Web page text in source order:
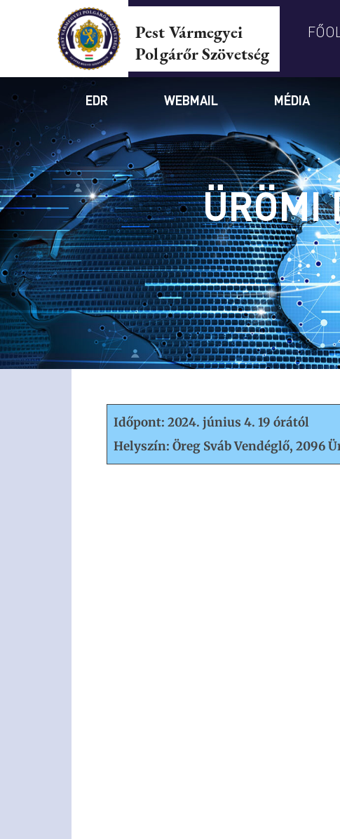
Pest Vármegyei
Polgárőr Szövetség
EDR WEBMAIL MÉDIA
ÜRÖMI
Időpont: 2024. június 4. 19 órától
Helyszín: Öreg Sváb Vendéglő, 2096